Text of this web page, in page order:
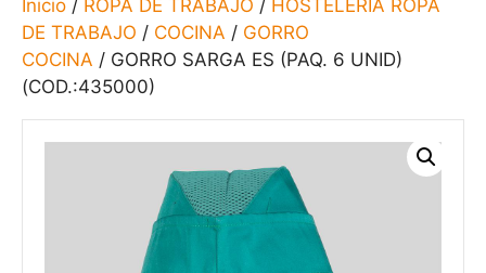
Inicio / ROPA DE TRABAJO / HOSTELERIA ROPA
DE TRABAJO / COCINA / GORRO
COCINA / GORRO SARGA ES (PAQ. 6 UNID)
(COD.:435000)